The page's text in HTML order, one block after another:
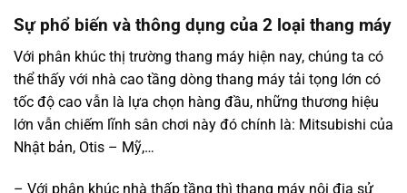
Sự phổ biến và thông dụng của 2 loại thang máy
Với phân khúc thị trường thang máy hiện nay, chúng ta có
thể thấy với nhà cao tầng dòng thang máy tải tọng lớn có
tốc độ cao vẫn là lựa chọn hàng đầu, những thương hiệu
lớn vẫn chiếm lĩnh sân chơi này đó chính là: Mitsubishi của
Nhật bản, Otis – Mỹ,…
– Với phân khúc nhà thấp tầng thì thang máy nội địa sử